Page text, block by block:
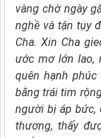
vàng chờ ngày
nghề và tận tụy
Cha.Xin Cha
ước mơ lớn lao,
quên hạnh
bằng trái tim
người bị áp bức,
thương,thấy